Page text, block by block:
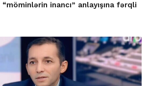
inancı” anlayışına fərqli